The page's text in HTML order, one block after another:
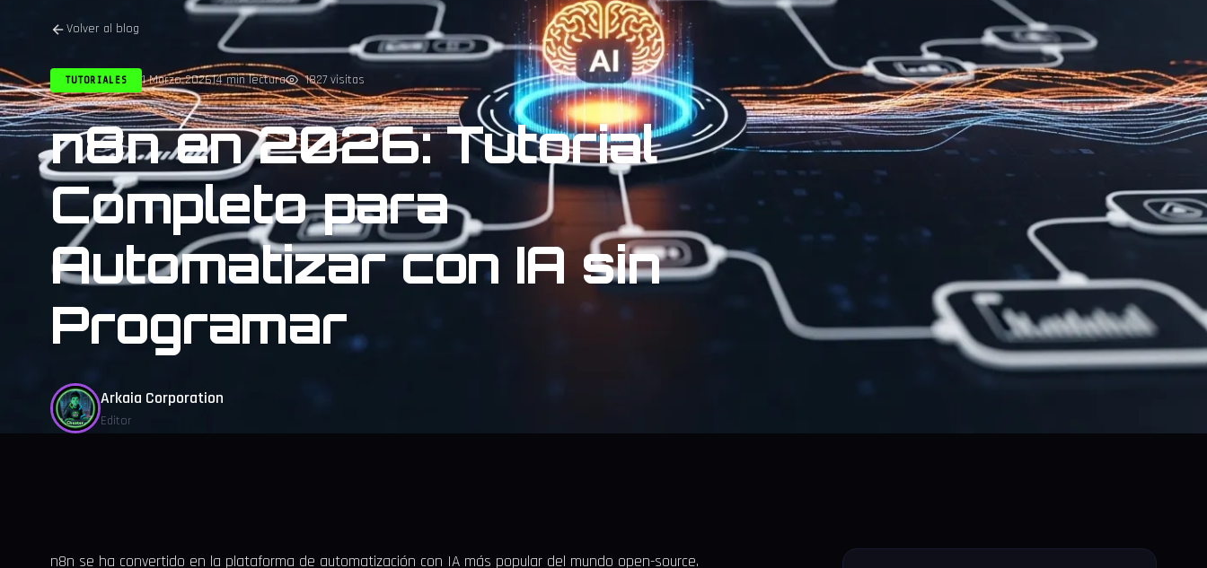
Volver al blog
TUTORIALES 1 Marzo 202614 min lectura 1827 visitas
n8n en 2026: Tutorial
Completo para
Automatizar con IA sin
Programar
Arkaia Corporation
Editor
n8n se ha convertido en la plataforma de automatización con IA más popular del mundo open-source.